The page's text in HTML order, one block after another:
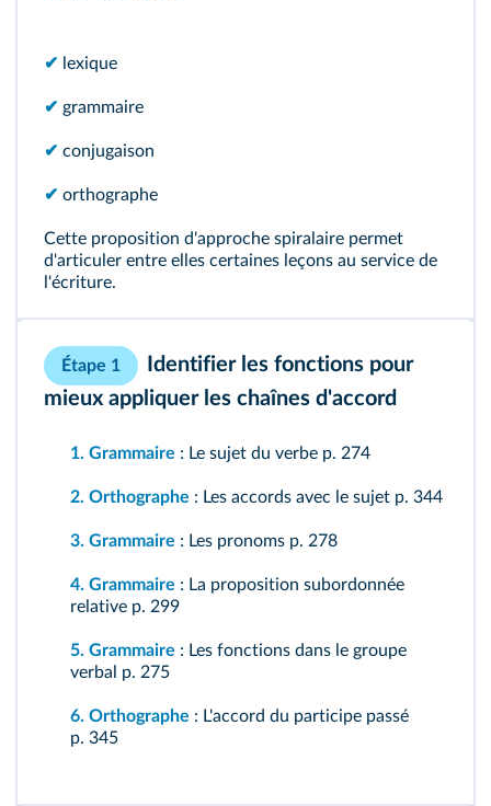
✔ lexique
✔ grammaire
✔ conjugaison
✔ orthographe
Cette proposition d'approche spiralaire permet
d'articuler entre elles certaines leçons au service de
l'écriture.
Étape 1
Identifier les fonctions pour
mieux appliquer les chaînes d'accord
1. Grammaire : Le sujet du verbe p. 274
2. Orthographe : Les accords avec le sujet p. 344
3. Grammaire : Les pronoms p. 278
4. Grammaire : La proposition subordonnée
relative p. 299
5. Grammaire : Les fonctions dans le groupe
verbal p. 275
6. Orthographe : L'accord du participe passé
p. 345